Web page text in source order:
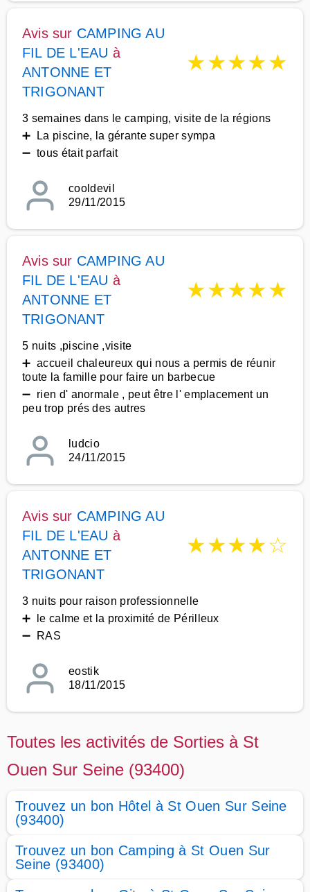
Avis sur CAMPING AU
FIL DE L'EAU à
ANTONNE ET
TRIGONANT
★★★★★
3 semaines dans le camping, visite de la régions
➕ La piscine, la gérante super sympa
➖ tous était parfait
cooldevil
29/11/2015
Avis sur CAMPING AU
FIL DE L'EAU à
ANTONNE ET
TRIGONANT
★★★★★
5 nuits ,piscine ,visite
➕ accueil chaleureux qui nous a permis de réunir
toute la famille pour faire un barbecue
➖ rien d' anormale , peut être l' emplacement un
peu trop prés des autres
ludcio
24/11/2015
Avis sur CAMPING AU
FIL DE L'EAU à
ANTONNE ET
TRIGONANT
★★★★☆
3 nuits pour raison professionnelle
➕ le calme et la proximité de Périlleux
➖ RAS
eostik
18/11/2015
Toutes les activités de Sorties à St
Ouen Sur Seine (93400)
Trouvez un bon Hôtel à St Ouen Sur Seine
(93400)
Trouvez un bon Camping à St Ouen Sur
Seine (93400)